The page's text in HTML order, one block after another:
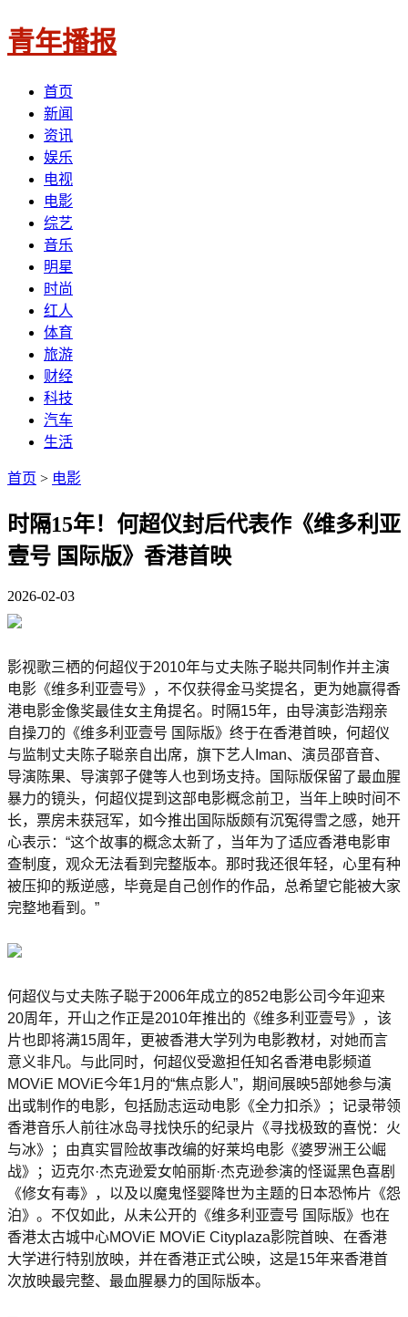
青年播报
首页
新闻
资讯
娱乐
电视
电影
综艺
音乐
明星
时尚
红人
体育
旅游
财经
科技
汽车
生活
首页 > 电影
时隔15年！何超仪封后代表作《维多利亚
壹号 国际版》香港首映
2026-02-03
影视歌三栖的何超仪于2010年与丈夫陈子聪共同制作并主演
电影《维多利亚壹号》，不仅获得金马奖提名，更为她赢得香
港电影金像奖最佳女主角提名。时隔15年，由导演彭浩翔亲
自操刀的《维多利亚壹号 国际版》终于在香港首映，何超仪
与监制丈夫陈子聪亲自出席，旗下艺人Iman、演员邵音音、
导演陈果、导演郭子健等人也到场支持。国际版保留了最血腥
暴力的镜头，何超仪提到这部电影概念前卫，当年上映时间不
长，票房未获冠军，如今推出国际版颇有沉冤得雪之感，她开
心表示：“这个故事的概念太新了，当年为了适应香港电影审
查制度，观众无法看到完整版本。那时我还很年轻，心里有种
被压抑的叛逆感，毕竟是自己创作的作品，总希望它能被大家
完整地看到。”
何超仪与丈夫陈子聪于2006年成立的852电影公司今年迎来
20周年，开山之作正是2010年推出的《维多利亚壹号》，该
片也即将满15周年，更被香港大学列为电影教材，对她而言
意义非凡。与此同时，何超仪受邀担任知名香港电影频道
MOViE MOViE今年1月的“焦点影人”，期间展映5部她参与演
出或制作的电影，包括励志运动电影《全力扣杀》；记录带领
香港音乐人前往冰岛寻找快乐的纪录片《寻找极致的喜悦：火
与冰》；由真实冒险故事改编的好莱坞电影《婆罗洲王公崛
战》；迈克尔·杰克逊爱女帕丽斯·杰克逊参演的怪诞黑色喜剧
《修女有毒》，以及以魔鬼怪婴降世为主题的日本恐怖片《怨
泊》。不仅如此，从未公开的《维多利亚壹号 国际版》也在
香港太古城中心MOViE MOViE Cityplaza影院首映、在香港
大学进行特别放映，并在香港正式公映，这是15年来香港首
次放映最完整、最血腥暴力的国际版本。